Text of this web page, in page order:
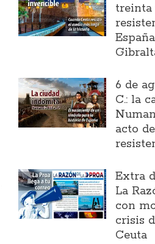
treinta
6 de
C.: la
acto
Extra
La
con
crisis
Ceuta